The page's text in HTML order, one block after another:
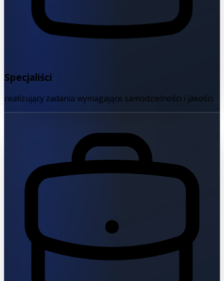
Specjaliści
realizujący zadania wymagające samodzielności i jakości